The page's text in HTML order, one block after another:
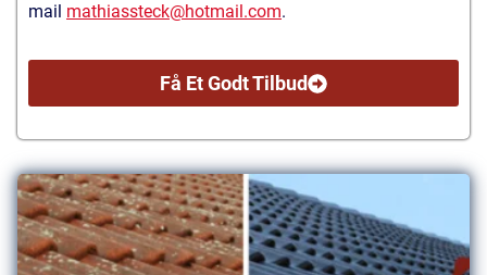
mail mathiassteck@hotmail.com.
Få Et Godt Tilbud